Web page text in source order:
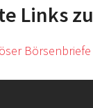
Links
Börsenbriefe